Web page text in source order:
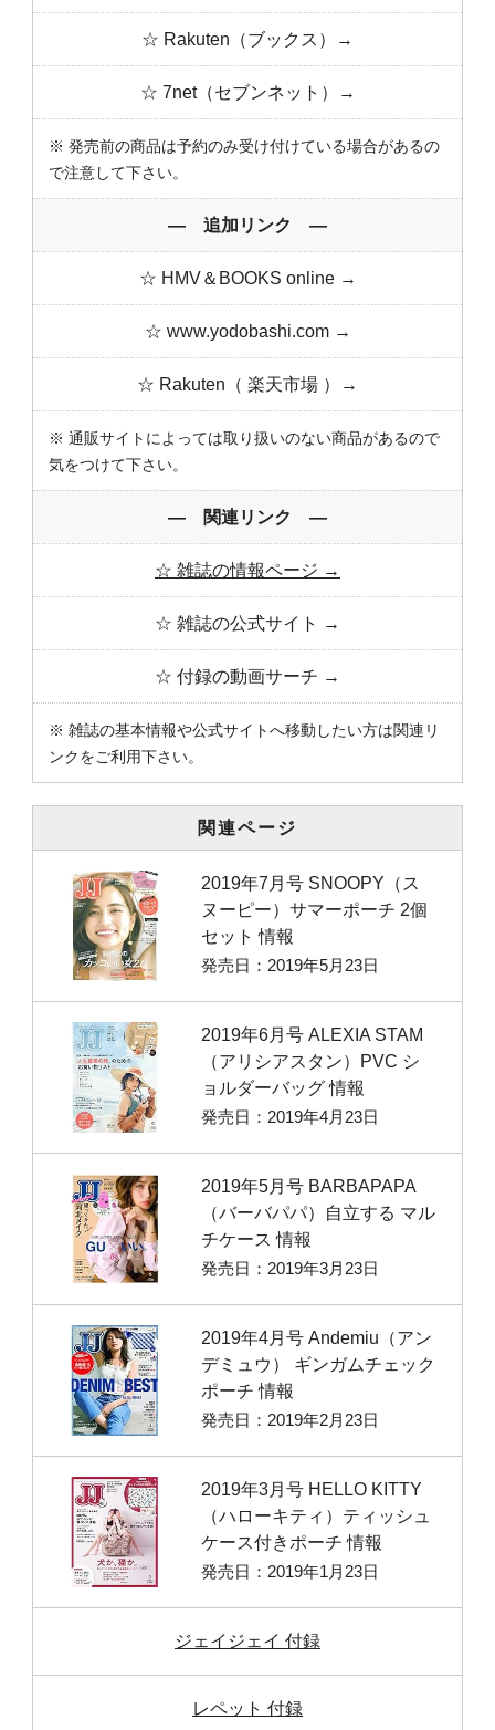
☆ Rakuten（ブックス）→
☆ 7net（セブンネット）→
※ 発売前の商品は予約のみ受け付けている場合があるの
で注意して下さい。
― 追加リンク ―
☆ HMV＆BOOKS online →
☆ www.yodobashi.com →
☆ Rakuten（ 楽天市場 ）→
※ 通販サイトによっては取り扱いのない商品があるので
気をつけて下さい。
― 関連リンク ―
☆ 雑誌の情報ページ →
☆ 雑誌の公式サイト →
☆ 付録の動画サーチ →
※ 雑誌の基本情報や公式サイトへ移動したい方は関連リ
ンクをご利用下さい。
関連ページ
2019年7月号 SNOOPY（ス
ヌーピー）サマーポーチ 2個
セット 情報
発売日：2019年5月23日
2019年6月号 ALEXIA STAM
（アリシアスタン）PVC シ
ョルダーバッグ 情報
発売日：2019年4月23日
2019年5月号 BARBAPAPA
（バーバパパ）自立する マル
チケース 情報
発売日：2019年3月23日
2019年4月号 Andemiu（アン
デミュウ） ギンガムチェック
ポーチ 情報
発売日：2019年2月23日
2019年3月号 HELLO KITTY
（ハローキティ）ティッシュ
ケース付きポーチ 情報
発売日：2019年1月23日
ジェイジェイ 付録
レペット 付録